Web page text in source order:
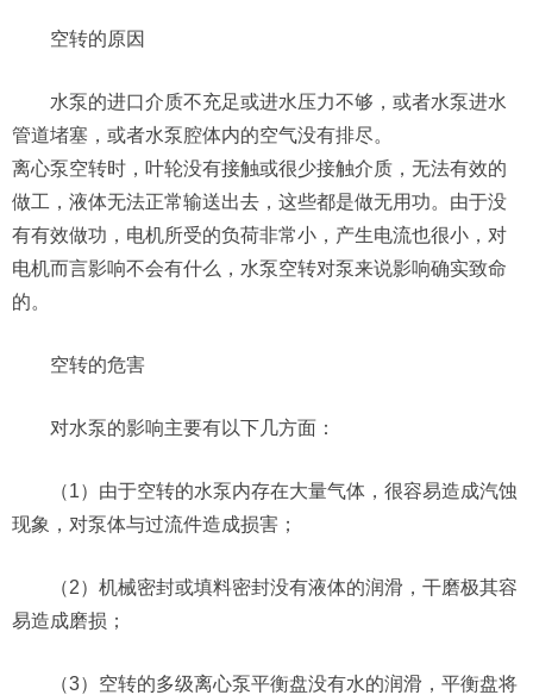
空转的原因
水泵的进口介质不充足或进水压力不够，或者水泵进水
管道堵塞，或者水泵腔体内的空气没有排尽。
离心泵空转时，叶轮没有接触或很少接触介质，无法有效的
做工，液体无法正常输送出去，这些都是做无用功。由于没
有有效做功，电机所受的负荷非常小，产生电流也很小，对
电机而言影响不会有什么，水泵空转对泵来说影响确实致命
的。
空转的危害
对水泵的影响主要有以下几方面：
（1）由于空转的水泵内存在大量气体，很容易造成汽蚀
现象，对泵体与过流件造成损害；
（2）机械密封或填料密封没有液体的润滑，干磨极其容
易造成磨损；
（3）空转的多级离心泵平衡盘没有水的润滑，平衡盘将